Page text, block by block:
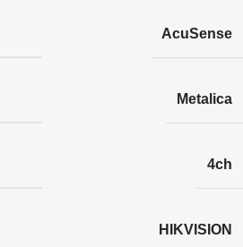
AcuSense
Metalica
4ch
HIKVISION